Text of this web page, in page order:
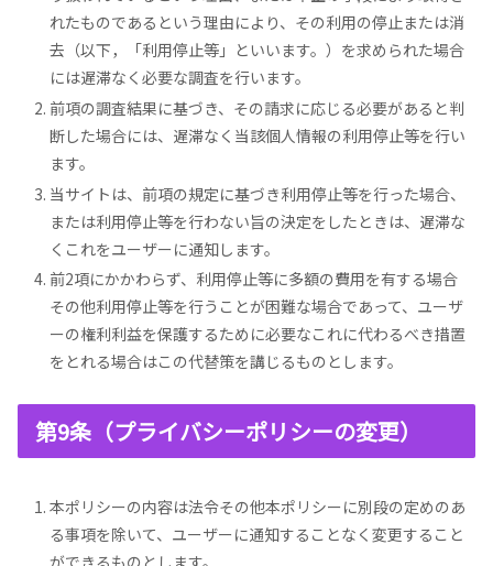
れたものであるという理由により、その利用の停止または消
去（以下，「利用停止等」といいます。）を求められた場合
には遅滞なく必要な調査を行います。
前項の調査結果に基づき、その請求に応じる必要があると判
断した場合には、遅滞なく当該個人情報の利用停止等を行い
ます。
当サイトは、前項の規定に基づき利用停止等を行った場合、
または利用停止等を行わない旨の決定をしたときは、遅滞な
くこれをユーザーに通知します。
前2項にかかわらず、利用停止等に多額の費用を有する場合
その他利用停止等を行うことが困難な場合であって、ユーザ
ーの権利利益を保護するために必要なこれに代わるべき措置
をとれる場合はこの代替策を講じるものとします。
第9条（プライバシーポリシーの変更）
本ポリシーの内容は法令その他本ポリシーに別段の定めのあ
る事項を除いて、ユーザーに通知することなく変更すること
ができるものとします。